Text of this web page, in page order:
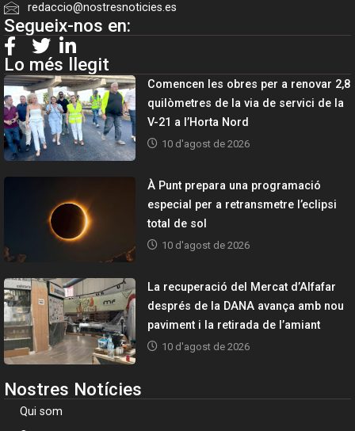
redaccio@nostresnoticies.es
Segueix-nos en:
Lo més llegit
Comencen les obres per a renovar 2,8
quilòmetres de la via de servici de la
V-21 a l’Horta Nord
10 d'agost de 2026
À Punt prepara una programació
especial per a retransmetre l’eclipsi
total de sol
10 d'agost de 2026
La recuperació del Mercat d’Alfafar
després de la DANA avança amb nou
paviment i la retirada de l’amiant
10 d'agost de 2026
Nostres Notícies
Qui som